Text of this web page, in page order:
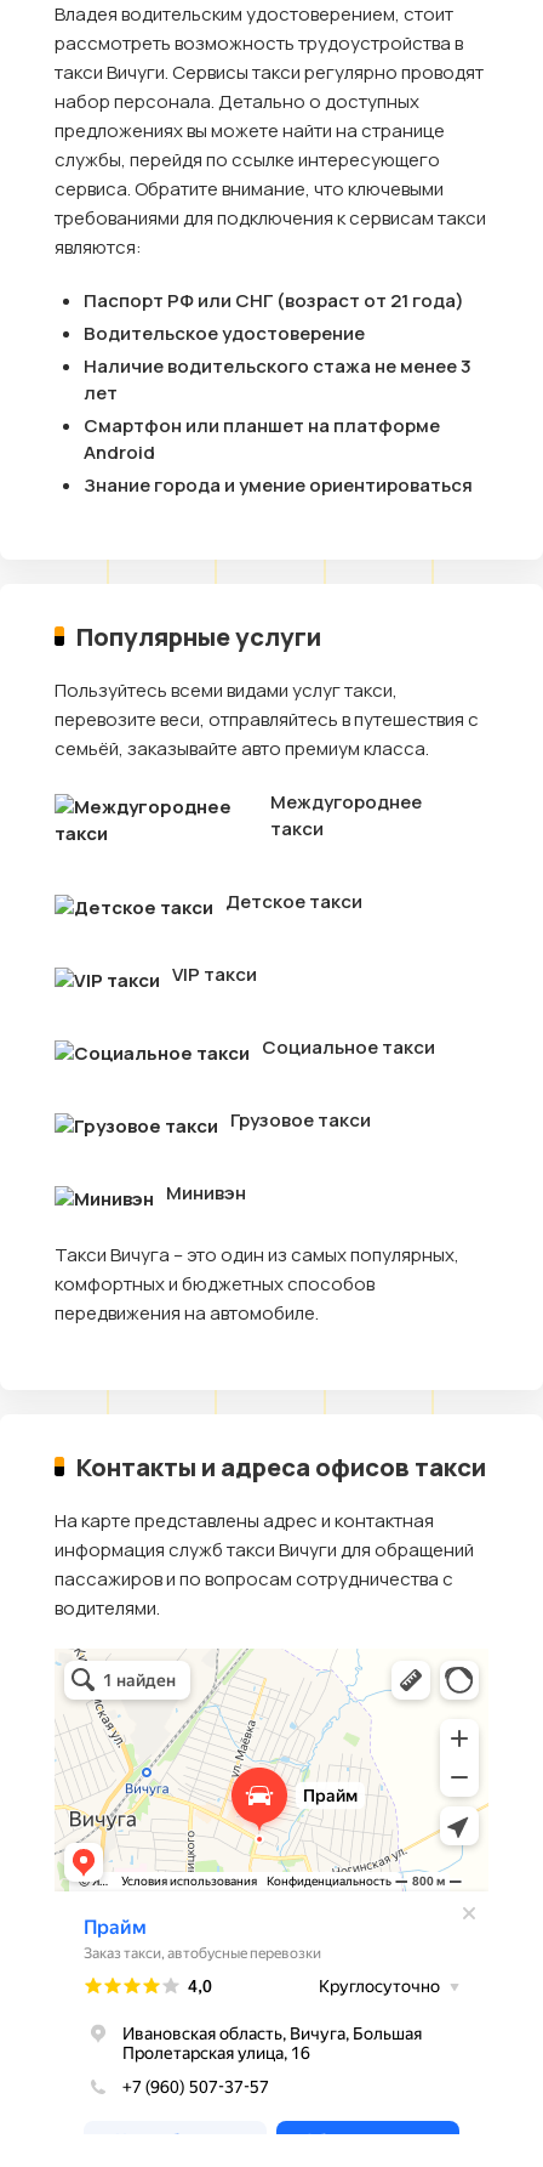
Владея водительским удостоверением, стоит
рассмотреть возможность трудоустройства в
такси Вичуги. Сервисы такси регулярно проводят
набор персонала. Детально о доступных
предложениях вы можете найти на странице
службы, перейдя по ссылке интересующего
сервиса. Обратите внимание, что ключевыми
требованиями для подключения к сервисам такси
являются:
Паспорт РФ или СНГ (возраст от 21 года)
Водительское удостоверение
Наличие водительского стажа не менее 3
лет
Смартфон или планшет на платформе
Android
Знание города и умение ориентироваться
Популярные услуги
Пользуйтесь всеми видами услуг такси,
перевозите веси, отправляйтесь в путешествия с
семьёй, заказывайте авто премиум класса.
Междугороднее
такси
Детское такси
VIP такси
Социальное такси
Грузовое такси
Минивэн
Такси Вичуга – это один из самых популярных,
комфортных и бюджетных способов
передвижения на автомобиле.
Контакты и адреса офисов такси
На карте представлены адрес и контактная
информация служб такси Вичуги для обращений
пассажиров и по вопросам сотрудничества с
водителями.